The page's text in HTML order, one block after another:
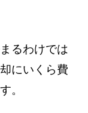
るわけでは
にいくら費
。